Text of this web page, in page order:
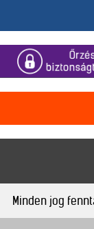
Minden jog